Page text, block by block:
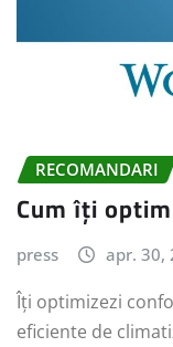
RECOMANDARI
Cum îți
press apr. 30,
Îți optimizezi
eficiente de